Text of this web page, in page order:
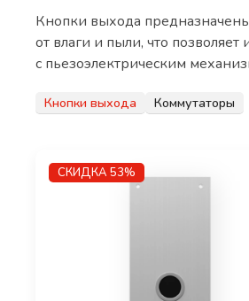
Кнопки выхода
от влаги и пыли, что
с пьезоэлектрическим
Кнопки выхода Коммутаторы
СКИДКА 53%